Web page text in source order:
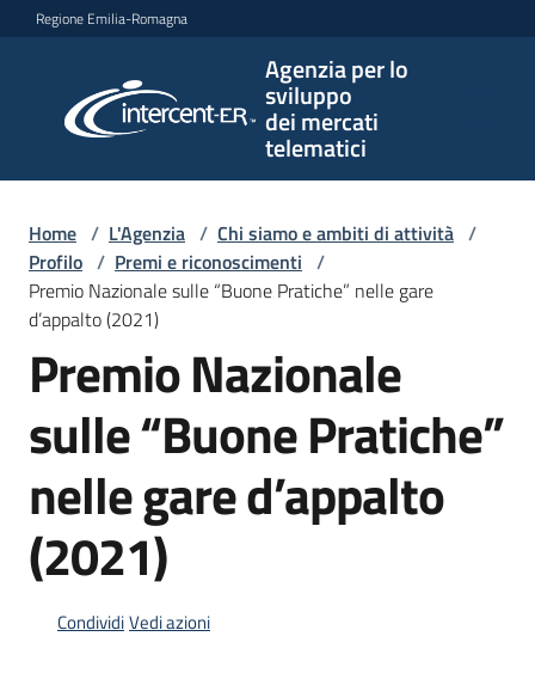
Vai al contenuto
Vai alla navigazione
Vai al footer
Regione Emilia-Romagna
Agenzia per lo
sviluppo
dei mercati
telematici
per lo
sviluppo
telematici
L'Agenzia
Bandi
strumenti
di
acquisto
Home / L'Agenzia / Chi siamo e ambiti di attività /
Profilo / Premi e riconoscimenti /
Premio Nazionale sulle “Buone Pratiche” nelle gare
d’appalto (2021)
Premio Nazionale
sulle “Buone Pratiche”
nelle gare d’appalto
(2021)
CondividiVedi azioni